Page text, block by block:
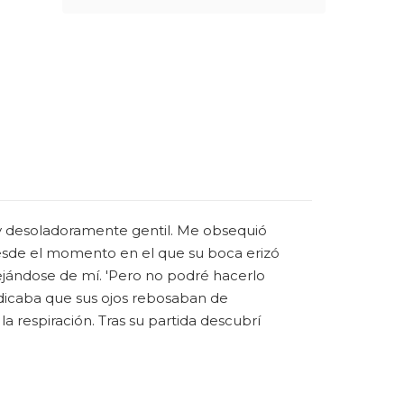
gentil. Me obsequió
el momento en el que su boca erizó
de mí. 'Pero no podré hacerlo
que sus ojos rebosaban de
respiración. Tras su partida descubrí